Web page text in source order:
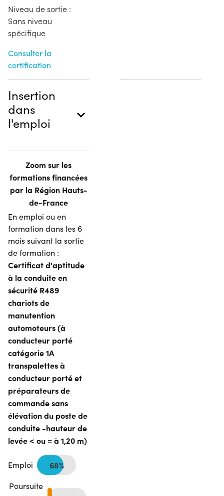
Niveau de sortie :
Sans niveau
spécifique
Consulter la
certification
Insertion
dans
l'emploi
Zoom sur les
formations financées
par la Région Hauts-
de-France
En emploi ou en
formation dans les 6
mois suivant la sortie
de formation :
Certificat d'aptitude
à la conduite en
sécurité R489
chariots de
manutention
automoteurs (à
conducteur porté
catégorie 1A
transpalettes à
conducteur porté et
préparateurs de
commande sans
élévation du poste de
conduite -hauteur de
levée < ou = à 1,20 m)
Emploi 68%
Poursuite